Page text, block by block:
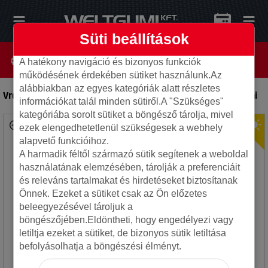
Vredestein 275/40R19 105Y ULTRAC PRO XL ZR-Autó gumi
Süti beállítások
A hatékony navigáció és bizonyos funkciók
működésének érdekében sütiket használunk.Az
alábbiakban az egyes kategóriák alatt részletes
információkat talál minden sütiről.A "Szükséges"
kategóriába sorolt sütiket a böngésző tárolja, mivel
ezek elengedhetetlenül szükségesek a webhely
alapvető funkcióihoz.
A harmadik féltől származó sütik segítenek a weboldal
használatának elemzésében, tárolják a preferenciáit
és releváns tartalmakat és hirdetéseket biztosítanak
Önnek. Ezeket a sütiket csak az Ön előzetes
beleegyezésével tároljuk a
böngészőjében.Eldöntheti, hogy engedélyezi vagy
letiltja ezeket a sütiket, de bizonyos sütik letiltása
befolyásolhatja a böngészési élményt.